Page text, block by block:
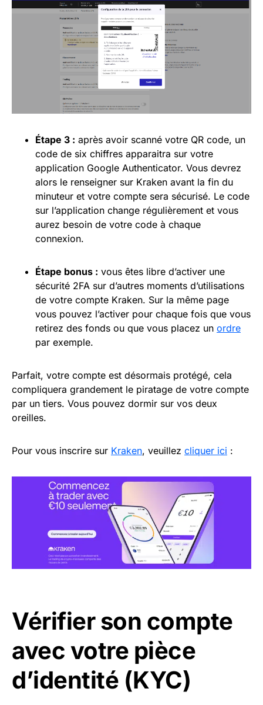
Étape 3 : après avoir scanné votre QR code, un
code de six chiffres apparaitra sur votre
application Google Authenticator. Vous devrez
alors le renseigner sur Kraken avant la fin du
minuteur et votre compte sera sécurisé. Le code
sur l’application change régulièrement et vous
aurez besoin de votre code à chaque
connexion.
Étape bonus : vous êtes libre d’activer une
sécurité 2FA sur d’autres moments d’utilisations
de votre compte Kraken. Sur la même page
vous pouvez l’activer pour chaque fois que vous
retirez des fonds ou que vous placez un ordre
par exemple.
Parfait, votre compte est désormais protégé, cela
compliquera grandement le piratage de votre compte
par un tiers. Vous pouvez dormir sur vos deux
oreilles.
Pour vous inscrire sur Kraken, veuillez cliquer ici :
Vérifier son compte
avec votre pièce
d’identité (KYC)